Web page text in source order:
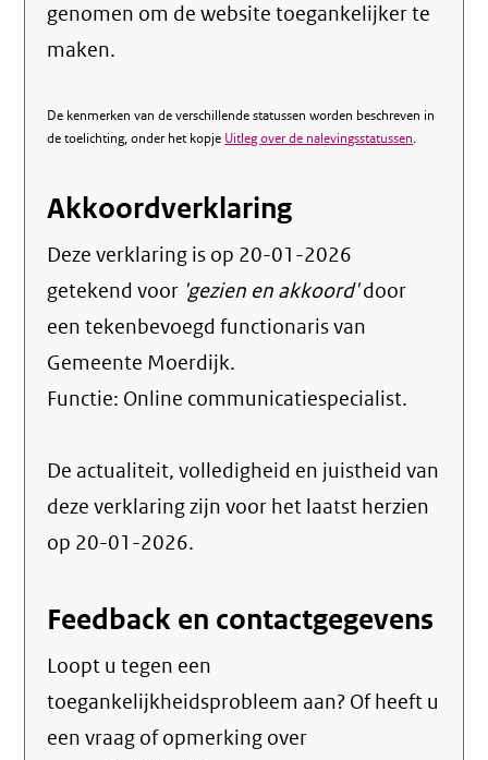
genomen om de website toegankelijker te
maken.
De kenmerken van de verschillende statussen worden beschreven in
de toelichting, onder het kopje Uitleg over de nalevingsstatussen.
Akkoordverklaring
Deze verklaring is op 20-01-2026
getekend voor 'gezien en akkoord'door
een tekenbevoegd functionaris van
Gemeente Moerdijk.
Functie: Online communicatiespecialist.
De actualiteit, volledigheid en juistheid van
deze verklaring zijn voor het laatst herzien
op 20-01-2026.
Feedback en contactgegevens
Loopt u tegen een
toegankelijkheidsprobleem aan? Of heeft u
een vraag of opmerking over